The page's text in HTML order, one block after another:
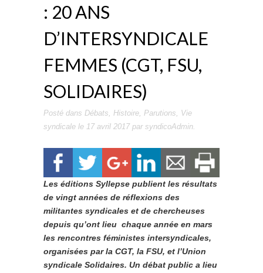
: 20 ANS
D’INTERSYNDICALE
FEMMES (CGT, FSU,
SOLIDAIRES)
Posté dans Débats, Histoire, Parutions, Vie
syndicale le 17 avril 2017par syndicoAdmin.
Les éditions Syllepse publient les résultats
de vingt années de réflexions des
militantes syndicales et de chercheuses
depuis qu’ont lieu chaque année en mars
les rencontres féministes intersyndicales,
organisées par la CGT, la FSU, et l’Union
syndicale Solidaires. Un débat public a lieu